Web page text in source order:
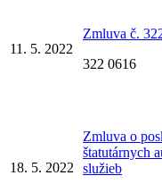
11. 5. 2022
Zmluva č.
322 0616
18. 5. 2022
Zmluva o
štatutárnych
služieb